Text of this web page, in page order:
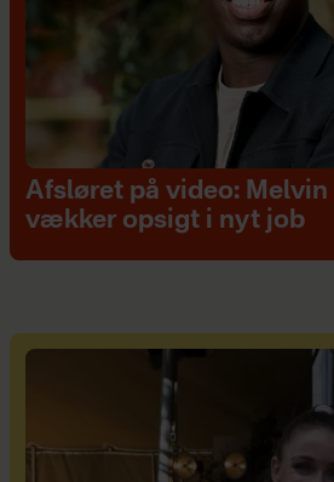
Afsløret på video: Melvin
vækker opsigt i nyt job